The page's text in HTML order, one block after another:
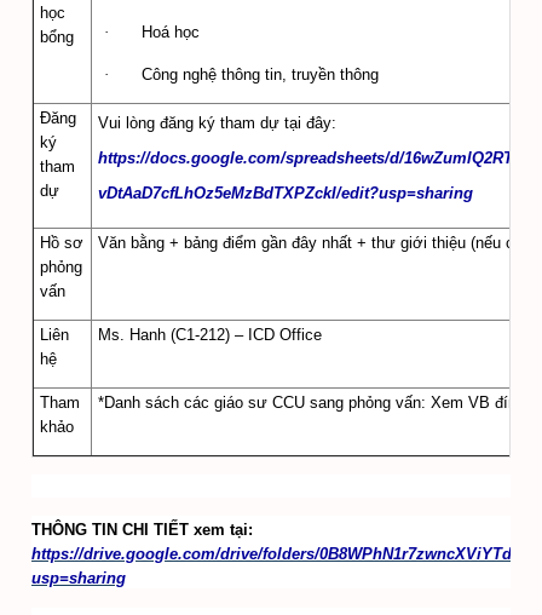
học
bổng
· Hoá học
· Công nghệ thông tin, truyền thông
Đăng
ký
tham
dự
Vui lòng đăng ký tham dự tại đây:
https://docs.google.com/spreadsheets/d/
vDtAaD7cfLhOz5eMzBdTXPZckI/edit?usp=sharing
Hồ sơ
phỏng
vấn
Văn bằng + bảng điểm gần đây nhất + thư giới thiệu (nếu có)
Liên
hệ
Ms. Hanh (C1-212) – ICD Office
Tham
khảo
*Danh sách các giáo sư CCU sang phỏng vấn: Xem VB đính
THÔNG TIN CHI TIẾT xem tại:
https://drive.google.com/drive/folders/
usp=sharing